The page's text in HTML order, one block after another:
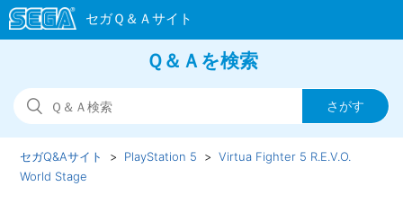
Ｑ＆Ａを検索
セガQ&Aサイト PlayStation 5
Virtua Fighter 5 R.E.V.O.
World Stage